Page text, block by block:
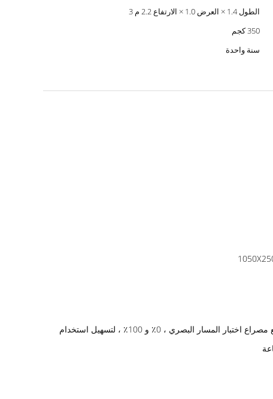
الطول 1.4 × العرض 1.0 × الارتفاع 2.2 م 3
350 كجم
سنة واحدة
1 ، النظام البصري الذي يشتمل على درجة حرارة لون مصدر الضوء هي 2900 ± 100 كلفن متوهج ، ثنائي ضوئي من السيليكون يستقبل الضوء مع مصراع اختبار المسار البصري ، 0٪ و 100٪ ، لتسهيل استخدام